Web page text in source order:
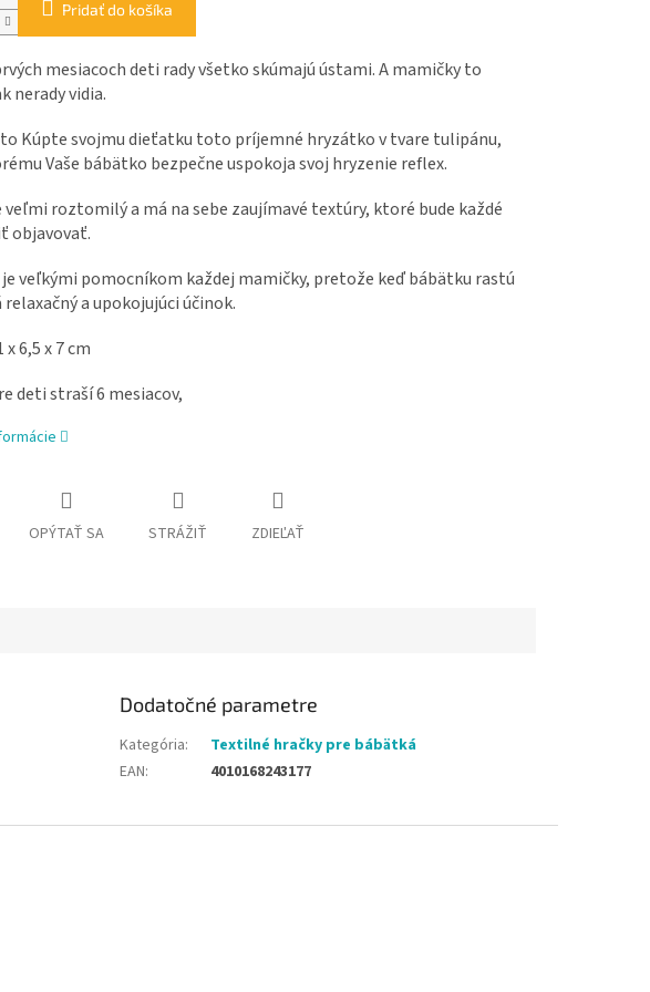
Pridať do košíka
mesiacoch deti rady všetko skúmajú ústami. A mamičky to
nerady vidia.
Kúpte svojmu dieťatku toto príjemné hryzátko v tvare tulipánu,
Vaše bábätko bezpečne uspokoja svoj hryzenie reflex.
veľmi roztomilý a má na sebe zaujímavé textúry, ktoré bude každé
objavovať.
veľkými pomocníkom každej mamičky, pretože keď bábätku rastú
a upokojujúci účinok.
6,5 x 7 cm
deti straší 6 mesiacov,
OPÝTAŤ SA STRÁŽIŤ ZDIEĽAŤ
Dodatočné parametre
Kategória:
Textilné hračky pre bábätká
EAN: 4010168243177